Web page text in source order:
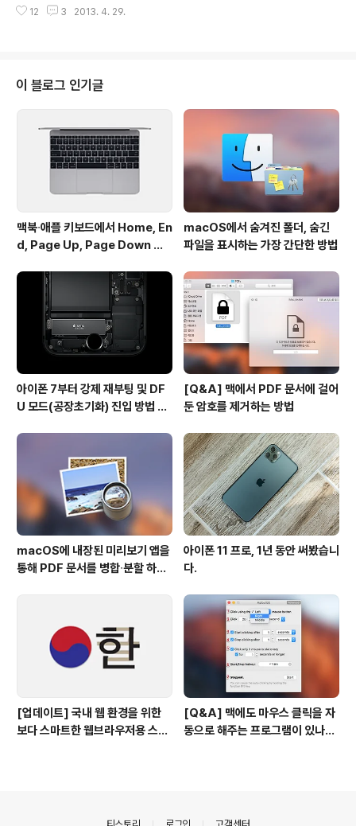
을 언제 어디서 촬영했는지 좀 더 생생히 기억해 낼 수 있습
크 입력이나 검색 기능을 단 하나의 창구를 통해 간편하게
롬도 같은 문제를 가지고 있습니다.)구글 검색 결과를 어딘
가 포스팅하거나, 상대방에게 전달해야 할 때 URL 링크가
표시되지 않아 난감합니다. URL 링크 없이 사용자가 입력
한 검색어만 달랑 표시되기 때문입니다. ▼ 돋보기 심볼을
드래그하세요 이처럼 검색 결과에 나타나는 특정 웹페이지
가 아니라 검색 결..
12 3 2013. 4. 29.
이 블로그 인기글
맥북∙애플 키보드에서 Home, En
d, Page Up, Page Down 키
macOS에서 숨겨진 폴더, 숨긴
파일을 표시하는 가장 간단한 방법
아이폰 7부터 강제 재부팅 및 DF
U 모드(공장초기화) 진입 방법 변
[Q&A] 맥에서 PDF 문서에 걸어
둔 암호를 제거하는 방법
macOS에 내장된 미리보기 앱을
통해 PDF 문서를 병합∙분할 하는
아이폰 11 프로, 1년 동안 써봤습니
다.
[업데이트] 국내 웹 환경을 위한
보다 스마트한 웹브라우저용 스타
[Q&A] 맥에도 마우스 클릭을 자
동으로 해주는 프로그램이 있나